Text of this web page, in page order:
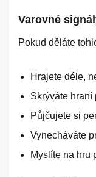
Varovné
Pokud děláte
Hrajete déle,
Skrýváte hraní
Půjčujete si
Vynecháváte
Myslíte na hru